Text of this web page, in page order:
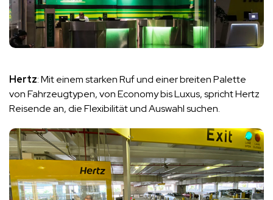
Hertz: Mit einem starken Ruf und einer breiten Palette
von Fahrzeugtypen, von Economy bis Luxus, spricht Hertz
Reisende an, die Flexibilität und Auswahl suchen.